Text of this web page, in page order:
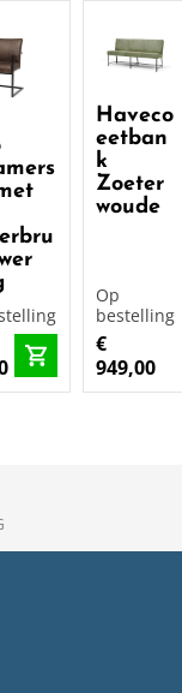
Haveco
eetban
k
Zoeter
woude
Op
bestelling
€
949,00